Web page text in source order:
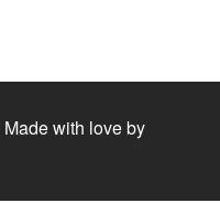
Made with love by